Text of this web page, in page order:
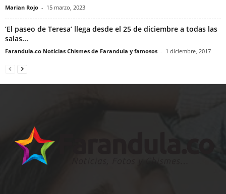
Marian Rojo - 15 marzo, 2023
‘El paseo de Teresa’ llega desde el 25 de diciembre a todas las
salas...
Farandula.co Noticias Chismes de Farandula y famosos - 1 diciembre, 2017